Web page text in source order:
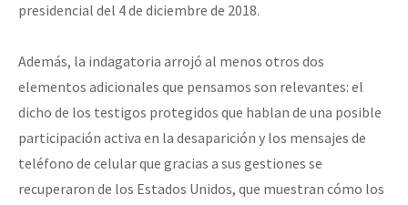
presidencial del 4 de diciembre de 2018.
Además, la indagatoria arrojó al menos otros dos
elementos adicionales que pensamos son relevantes: el
dicho de los testigos protegidos que hablan de una posible
participación activa en la desaparición y los mensajes de
teléfono de celular que gracias a sus gestiones se
recuperaron de los Estados Unidos, que muestran cómo los